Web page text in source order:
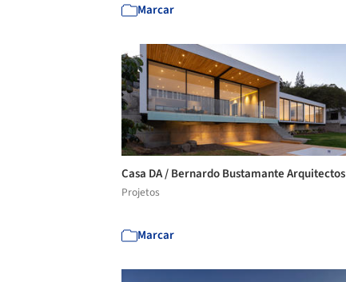
Marcar
Casa DA / Bernardo Bustamante Arquitectos
Projetos
Marcar